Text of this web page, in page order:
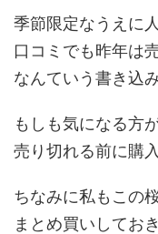
季節限定なうえに
口コミでも昨年は
なんていう書き込
もしも気になる方
売り切れる前に購
ちなみに私もこの
まとめ買いしてお